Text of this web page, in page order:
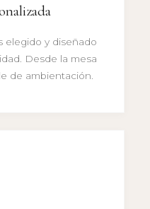
elegido y diseñado
Desde la mesa
de ambientación.